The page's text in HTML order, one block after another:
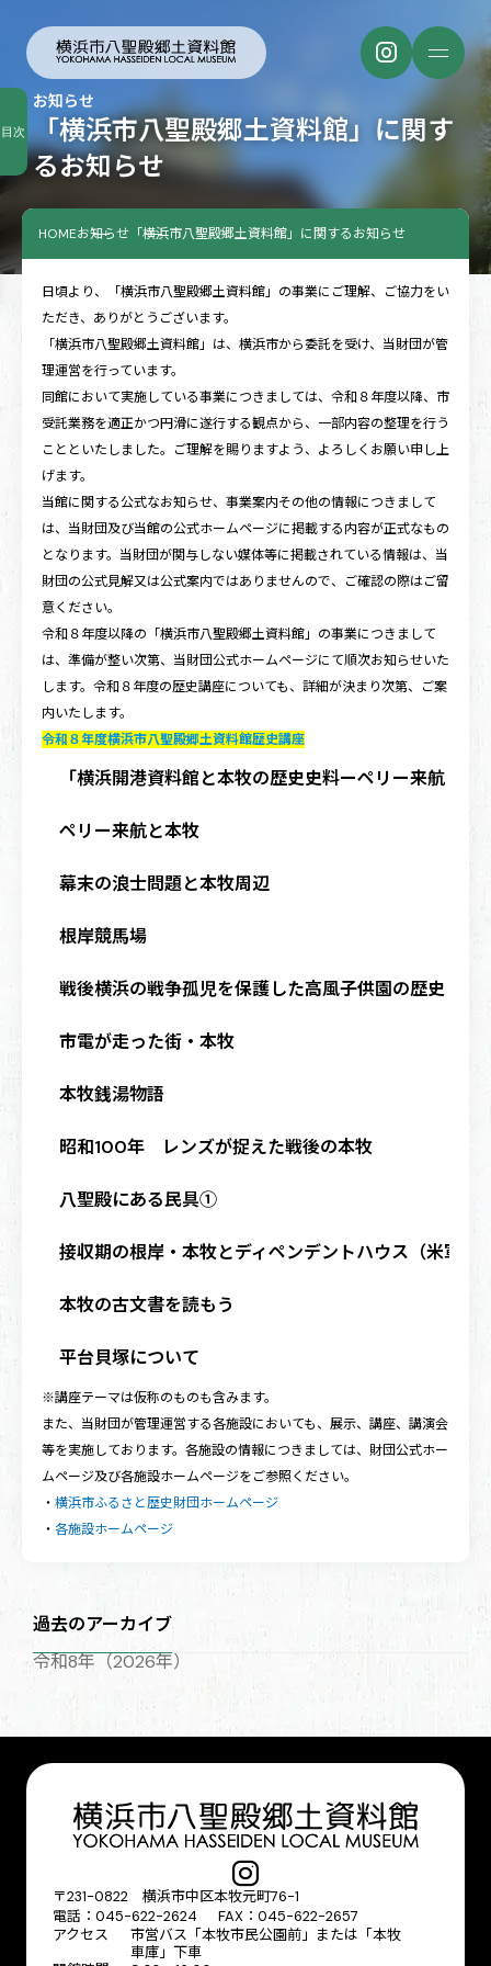
「横浜市八聖殿郷土資料館」に関す
るお知らせ
お知らせ
HOMEお知らせ 「横浜市八聖殿郷土資料館」に関するお知らせ
日頃より、「横浜市八聖殿郷土資料館」の事業にご理解、ご協力をい
ただき、ありがとうございます。
「横浜市八聖殿郷土資料館」は、横浜市から委託を受け、当財団が管
理運営を行っています。
同館において実施している事業につきましては、令和８年度以降、市
受託業務を適正かつ円滑に遂行する観点から、一部内容の整理を行う
ことといたしました。ご理解を賜りますよう、よろしくお願い申し上
げます。
当館に関する公式なお知らせ、事業案内その他の情報につきまして
は、当財団及び当館の公式ホームページに掲載する内容が正式なもの
となります。当財団が関与しない媒体等に掲載されている情報は、当
財団の公式見解又は公式案内ではありませんので、ご確認の際はご留
意ください。
令和８年度以降の「横浜市八聖殿郷土資料館」の事業につきまして
は、準備が整い次第、当財団公式ホームページにて順次お知らせいた
します。令和８年度の歴史講座についても、詳細が決まり次第、ご案
内いたします。
令和８年度横浜市八聖殿郷土資料館歴史講座
「横浜開港資料館と本牧の歴史史料ーペリー来航・関
ペリー来航と本牧
幕末の浪士問題と本牧周辺
根岸競馬場
戦後横浜の戦争孤児を保護した高風子供園の歴史
市電が走った街・本牧
本牧銭湯物語
昭和100年 レンズが捉えた戦後の本牧
八聖殿にある民具①
接収期の根岸・本牧とディペンデントハウス（米軍住
本牧の古文書を読もう
平台貝塚について
※講座テーマは仮称のものも含みます。
また、当財団が管理運営する各施設においても、展示、講座、講演会
等を実施しております。各施設の情報につきましては、財団公式ホー
ムページ及び各施設ホームページをご参照ください。
・ 横浜市ふるさと歴史財団ホームページ
・ 各施設ホームページ
目次
過去のアーカイブ
令和8年（2026年）
〒231-0822 横浜市中区本牧元町76-1
電話：045-622-2624 FAX：045-622-2657
アクセス
市営バス「本牧市民公園前」または「本牧
車庫」下車